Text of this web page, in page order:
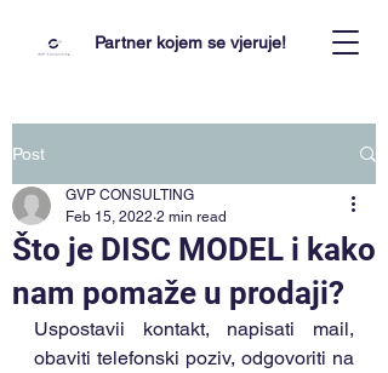
Partner kojem se vjeruje!
Post
Što je DISC MODEL i kako
nam pomaže u prodaji?
GVP CONSULTING
Feb 15, 2022 2 min read
Uspostavii kontakt, napisati mail,
obaviti telefonski poziv, odgovoriti na